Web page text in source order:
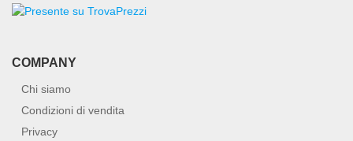
COMPANY
Chi siamo
Condizioni di vendita
Privacy